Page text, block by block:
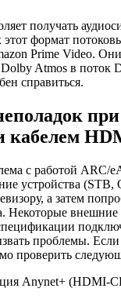
получать
формат
Prime Video.
Atmos в поток
справиться.
при
кабелем
с работой ARC/
устройства (STB,
а затем
Некоторые внешние
проблемы.
проверить
Anynet+ (HDMI-